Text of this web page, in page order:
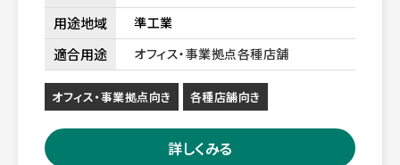
用途地域 準工業
適合用途 オフィス・事業拠点各種店舗
オフィス・事業拠点向き 各種店舗向き
詳しくみる